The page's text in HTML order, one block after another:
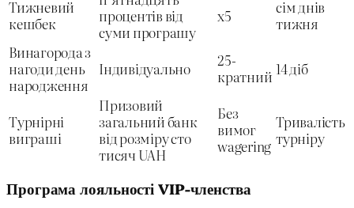
Тижневий
кешбек
процентів від
суми програшу
х5
сім днів
тижня
Винагорода з
нагоди день
народження
Індивідуально
25-
кратний 14 діб
Турнірні
виграші
Призовий
загальний банк
від розміру сто
тисяч UAH
Без
вимог
wagering
Тривалість
турніру
Програма лояльності VIP-членства